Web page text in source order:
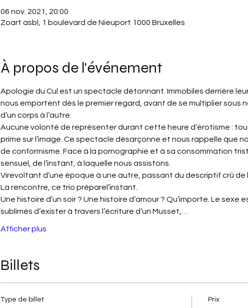
06 nov. 2021, 20:00
Zoart asbl, 1 boulevard de Nieuport 1000 Bruxelles
À propos de l'événement
Apologie du Cul est un spectacle détonnant. Immobiles derrière
nous emportent dès le premier regard, avant de se multiplier sous
d’un corps à l’autre.
Aucune volonté de représenter durant cette heure d’érotisme :
prime sur l’image. Ce spectacle désarçonne et nous rappelle que
de conformisme. Face à la pornographie et à sa consommation
sensuel, de l’instant, à laquelle nous assistons.
Virevoltant d’une époque à une autre, passant du descriptif crû
La rencontre, ce trio préparel’instant.
Une histoire d’un soir ? Une histoire d’amour ? Qu’importe. Le
sublimés d’exister à travers l’écriture d’un Musset,…
Afficher plus
Billets
Type de billet Prix